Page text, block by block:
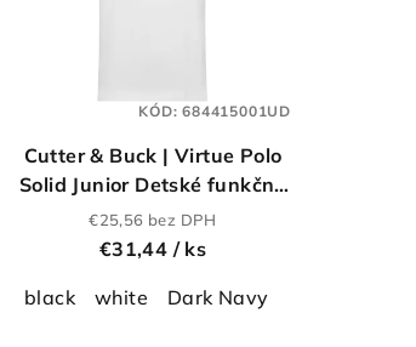
Gold pacific grey pumpkin orange
Cutter & Buck | Virtue Polo
Solid Junior Detské funkčné
polo_68.4415
€25,56 bez DPH
€31,44 / ks
black
white Dark Navy
KÓD:684415001UD